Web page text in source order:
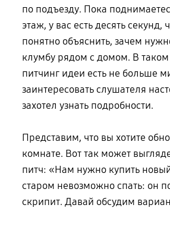
по подъезду. Пока
этаж, у вас есть десять секунд,
понятно объяснить, зачем
клумбу рядомс домом. В
питчинг идеи есть не больше
заинтересовать слушателя
захотел узнать подробности.
Представим, что вы хотите
комнате. Вот так может
питч: «Нам нужно купить
старом невозможно спать: он
скрипит. Давай обсудим